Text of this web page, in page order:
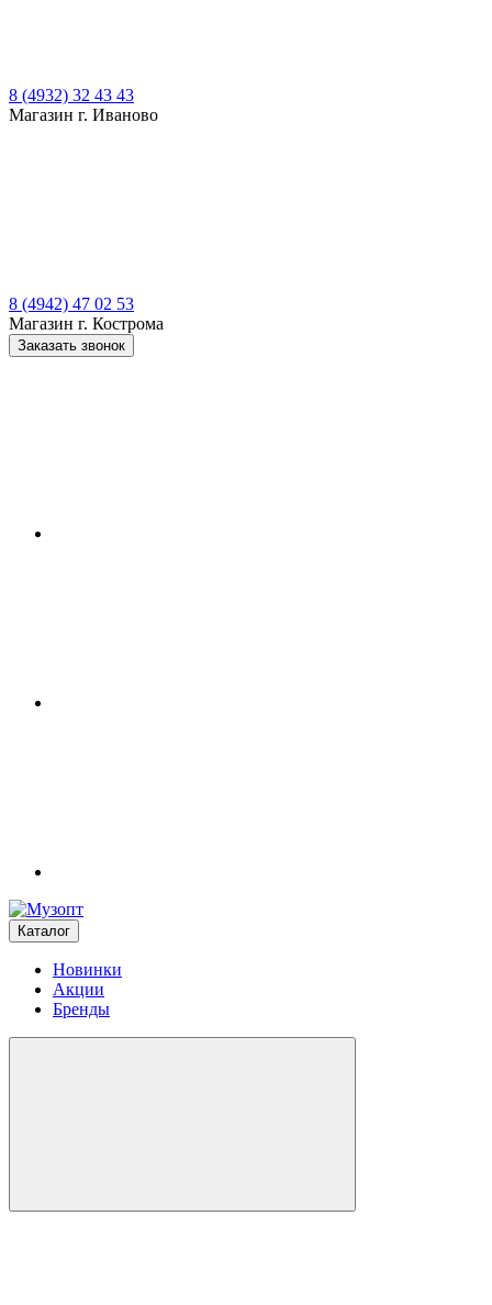
8 (4932) 32 43 43
Магазин г. Иваново
8 (4942) 47 02 53
Магазин г. Кострома
Заказать звонок
Каталог
Новинки
Акции
Бренды